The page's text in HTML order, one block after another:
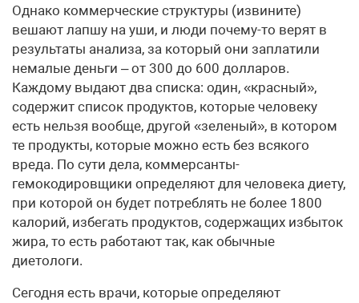
Однако коммерческие структуры (извините)
вешают лапшу на уши, и люди почему-то верят в
результаты анализа, за который они заплатили
немалые деньги – от 300 до 600 долларов.
Каждому выдают два списка: один, «красный»,
содержит список продуктов, которые человеку
есть нельзя вообще, другой «зеленый», в котором
те продукты, которые можно есть без всякого
вреда. По сути дела, коммерсанты-
гемокодировщики определяют для человека диету,
при которой он будет потреблять не более 1800
калорий, избегать продуктов, содержащих избыток
жира, то есть работают так, как обычные
диетологи.
Сегодня есть врачи, которые определяют